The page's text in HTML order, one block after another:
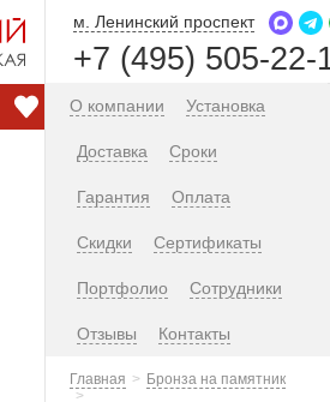
м. Ленинский проспект
+7 (495) 505-22-
О компании Установка
Доставка Сроки
Гарантия Оплата
Скидки Сертификаты
Портфолио Сотрудники
Отзывы Контакты
Главная
Бронза на памятник